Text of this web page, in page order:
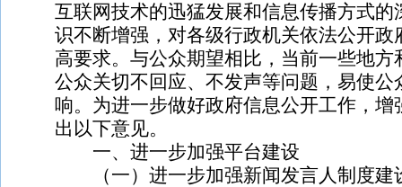
互联网技术的迅猛发展和信息传播方式
识不断增强，对各级行政机关依法公开
高要求。与公众期望相比，当前一些地
公众关切不回应、不发声等问题，易使
响。为进一步做好政府信息公开工作，
出以下意见。
一、进一步加强平台建设
（一）进一步加强新闻发言人制度建